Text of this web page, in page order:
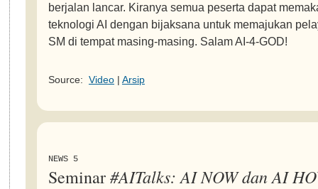
berjalan lancar. Kiranya semua peserta dapat
teknologi AI dengan bijaksana untuk memajukan
SM di tempat masing-masing. Salam AI-4-GOD!
Source: Video| Arsip
NEWS 5
Seminar#AITalks: AI NOW dan AI